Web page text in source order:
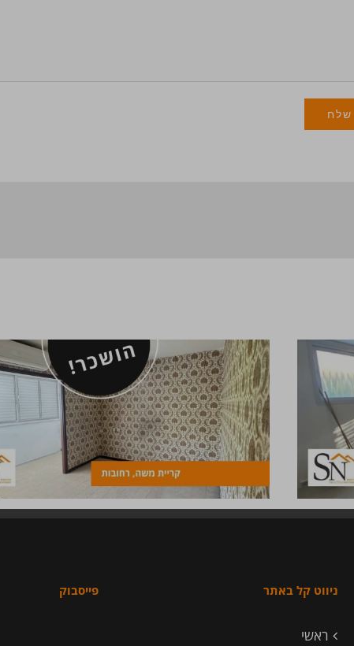
ניווט קל באתר
ראשי
פייסבוק